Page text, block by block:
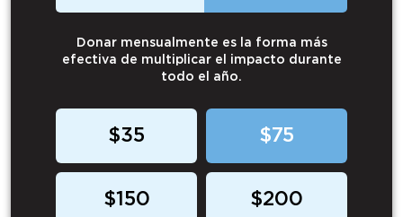
Donar mensualmente es la forma más
efectiva de multiplicar el impacto durante
todo el año.
$35 $75
$150 $200